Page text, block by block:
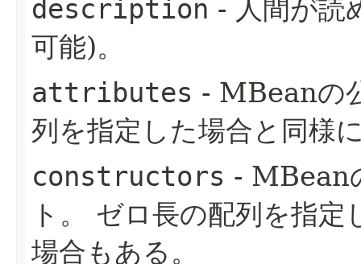
description - 人間が読
可能)。
attributes - MBeanの
列を指定した場合と同様
constructors - MBean
ト。
ゼロ長の配列を指
場合もある。